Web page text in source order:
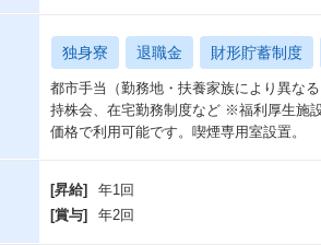
独身寮 退職金 財形貯蓄制度
都市手当（勤務地・扶養家族により異な
持株会、在宅勤務制度など ※福利厚生施
価格で利用可能です。喫煙専用室設置。
[昇給]
年1回
[賞与]
年2回